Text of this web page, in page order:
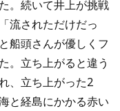
。続いて井上が挑戦
流されただけだっ
船頭さんが優しくフ
。立ち上がると違う
、立ち上がった2
と経島にかかる赤い